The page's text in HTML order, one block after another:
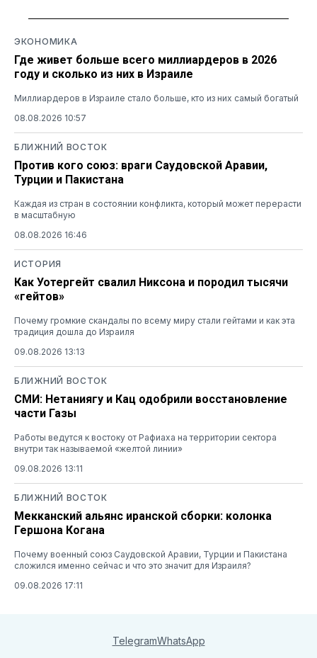
ЭКОНОМИКА
Где живет больше всего миллиардеров в 2026
году и сколько из них в Израиле
Миллиардеров в Израиле стало больше, кто из них самый богатый
08.08.2026 10:57
БЛИЖНИЙ ВОСТОК
Против кого союз: враги Саудовской Аравии,
Турции и Пакистана
Каждая из стран в состоянии конфликта, который может перерасти
в масштабную
08.08.2026 16:46
ИСТОРИЯ
Как Уотергейт свалил Никсона и породил тысячи
«гейтов»
Почему громкие скандалы по всему миру стали гейтами и как эта
традиция дошла до Израиля
09.08.2026 13:13
БЛИЖНИЙ ВОСТОК
СМИ: Нетаниягу и Кац одобрили восстановление
части Газы
Работы ведутся к востоку от Рафиаха на территории сектора
внутри так называемой «желтой линии»
09.08.2026 13:11
БЛИЖНИЙ ВОСТОК
Мекканский альянс иранской сборки: колонка
Гершона Когана
Почему военный союз Саудовской Аравии, Турции и Пакистана
сложился именно сейчас и что это значит для Израиля?
09.08.2026 17:11
TelegramWhatsApp